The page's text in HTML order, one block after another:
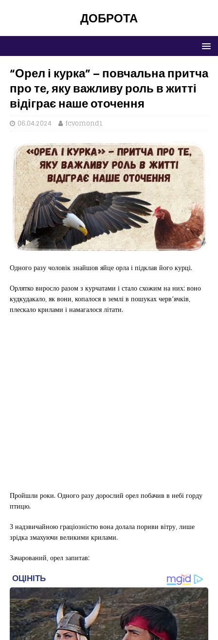
ДОБРОТА
“Орел і курка” – повчальна притча
про те, яку важливу роль в житті
відіграє наше оточення
06.04.2024 fcvomond1
Одного разу чоловік знайшов яйце орла і підклав його курці.
Орлятко виросло разом з курчатами і стало схожим на них: воно
кудкудакало, як вони, копалося в землі в пошуках черв’ячків,
плескало крилами і намагалося літати.
Пройшли роки. Одного разу дорослий орел побачив в небі горду
птицю.
З надзвичайною граціозністю вона долала пориви вітру, лише
зрідка змахуючи великими крилами.
Зачарований, орел запитав: